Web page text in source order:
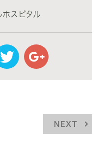
ホスピタル
NEXT